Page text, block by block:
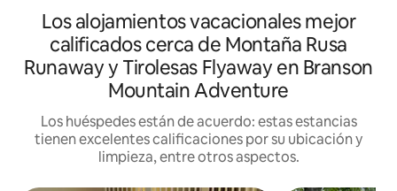
Los alojamientos vacacionales mejor
calificados cerca de Montaña Rusa
Runaway y Tirolesas Flyaway en Branson
Mountain Adventure
Los huéspedes están de acuerdo: estas estancias
tienen excelentes calificaciones por su ubicación y
limpieza, entre otros aspectos.